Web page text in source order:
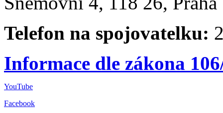
Telefon na spojovatelku:
Informace dle zákona
YouTube
Facebook